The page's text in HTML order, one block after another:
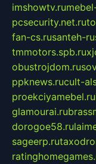
imshowtv.ru
pcsecurity.net.ru
fan-cs.rusanteh-
tmmotors.spb.ru
obustrojdom.ru
ppknews.rucult-
proekciyamebel.ru
glamourai.ru
dorogoe58.ru
sageerp.ru